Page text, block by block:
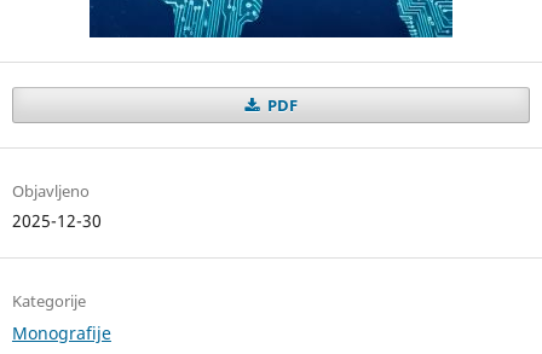
PDF
Objavljeno
2025-12-30
Kategorije
Monografije